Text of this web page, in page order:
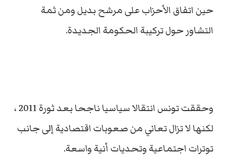
حين اتفاق الأحزاب على مرشح بديل ومن ثمة
التشاور حول تركيبة الحكومة الجديدة.
وحققت تونس انتقالا سياسيا ناجحا بعد ثورة 2011 ،
لكنها لا تزال تعاني من صعوبات اقتصادية إلى جانب
توترات اجتماعية وتحديات أنية واسعة.